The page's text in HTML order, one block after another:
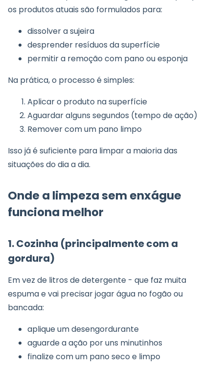
os produtos atuais são formulados para:
dissolver a sujeira
desprender resíduos da superfície
permitir a remoção com pano ou esponja
Na prática, o processo é simples:
Aplicar o produto na superfície
Aguardar alguns segundos (tempo de ação)
Remover com um pano limpo
Isso já é suficiente para limpar a maioria das
situações do dia a dia.
Onde a limpeza sem enxágue
funciona melhor
1. Cozinha (principalmente com a
gordura)
Em vez de litros de detergente - que faz muita
espuma e vai precisar jogar água no fogão ou
bancada:
aplique um desengordurante
aguarde a ação por uns minutinhos
finalize com um pano seco e limpo